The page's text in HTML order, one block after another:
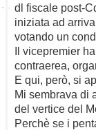
dl fiscale post-
iniziata ad
votando un
Il vicepremier
contraerea,
E qui, però, si
Mi sembrava di
del vertice del
Perchè se i